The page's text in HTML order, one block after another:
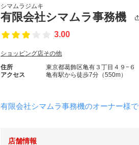
シマムラジムキ
有限会社シマムラ事務機
3.00
ショッピング店その他
住所
東京都葛飾区亀有３丁目４９−６
アクセス
亀有駅から徒歩7分（550m）
有限会社シマムラ事務機のオーナー様
店舗情報